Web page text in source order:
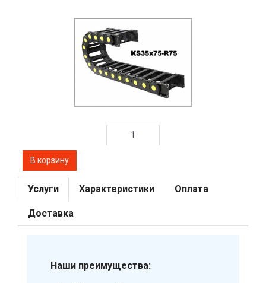
Услуги Характеристики Оплата
Доставка
Наши преимущества: